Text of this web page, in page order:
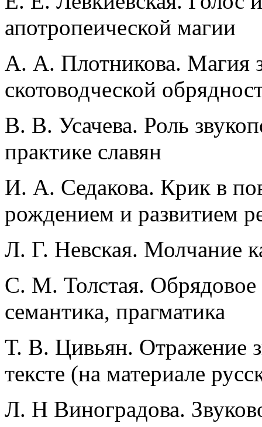
апотропеической магии
А. А. Плотникова. Магия
скотоводческой
В. В. Усачева. Роль
практике славян
И. А. Седакова. Крик в
рождением и развитием
Л. Г. Невская. Молчание
С. М. Толстая. Обрядовое
семантика, прагматика
Т. В. Цивьян. Отражение
тексте (на материале
Л. Н Виноградова.